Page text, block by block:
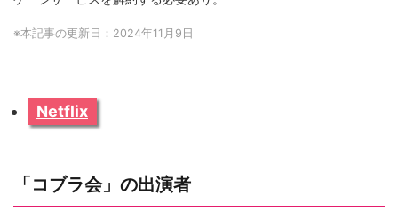
※本記事の更新日：2024年11月9日
Netflix
「コブラ会」の出演者